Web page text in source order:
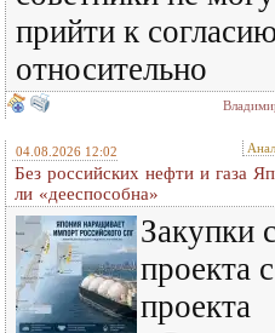
прийти к
относительно
04.08.2026 12:02
Без российских нефти и газа
ли «дееспособна»
Закупки
проекта с
проекта